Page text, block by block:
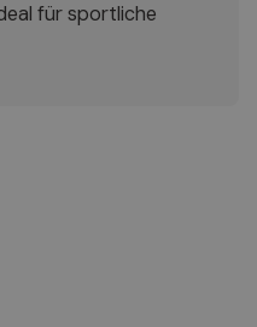
für sportliche